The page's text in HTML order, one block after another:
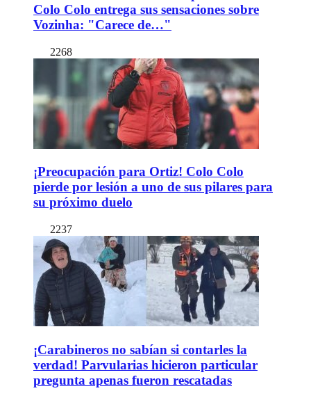
Colo Colo entrega sus sensaciones sobre
Vozinha: "Carece de…"
2268
¡Preocupación para Ortiz! Colo Colo
pierde por lesión a uno de sus pilares para
su próximo duelo
2237
¡Carabineros no sabían si contarles la
verdad! Parvularias hicieron particular
pregunta apenas fueron rescatadas